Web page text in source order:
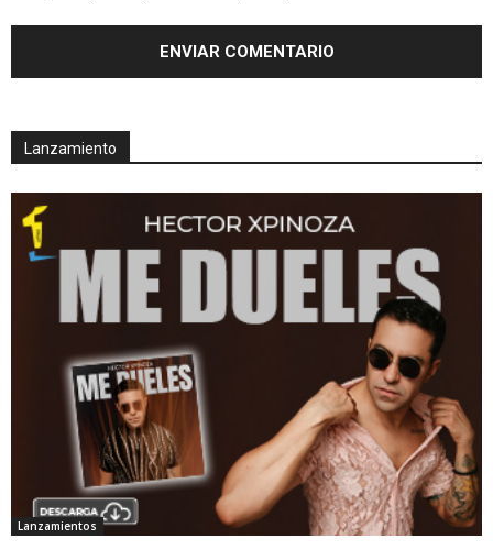
Lanzamiento
Lanzamientos